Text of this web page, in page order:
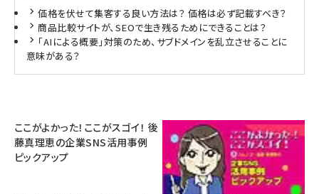
価格を伏せて集客する良い方法は？ 価格は必ず記載すべき？
商品比較サイトが、SEOで生き残るためにできることは？
「AIによる概要」対策のため、サブドメインを乱立させることに
意味がある？
ここがよかった！ここがスゴイ！ 後
藤真理恵の企業SNS活用事例
ピックアップ